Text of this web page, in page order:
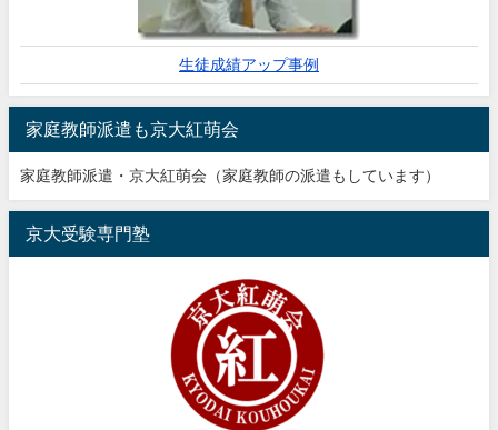
生徒成績アップ事例
家庭教師派遣も京大紅萌会
家庭教師派遣・京大紅萌会（家庭教師の派遣もしています）
京大受験専門塾